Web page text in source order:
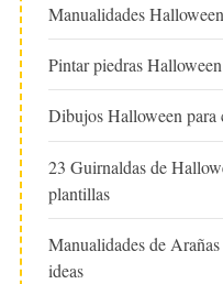
Manualidades
Pintar piedras Halloween
Dibujos Halloween para
23 Guirnaldas de
plantillas
Manualidades de
ideas